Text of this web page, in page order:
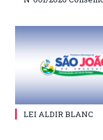
LEI ALDIR BLANC